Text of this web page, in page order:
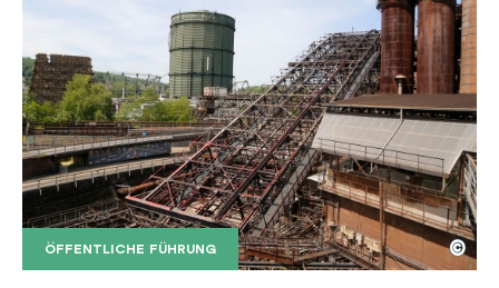
ÖFFENTLICHE FÜHRUNG
Der Erzschrägaufzug der Völklinger Hütte mit
Copyright: Weltkulturerbe Völklinger Hütte | Karl
©